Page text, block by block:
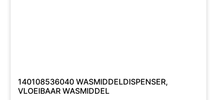
140108536040 WASMIDDELDISPENSER,
VLOEIBAAR WASMIDDEL